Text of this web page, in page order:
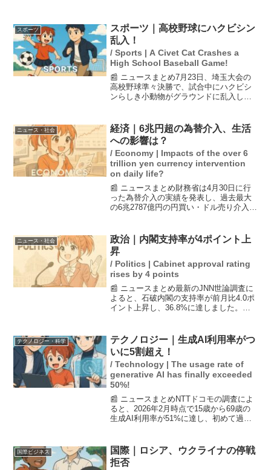
スポーツ
スポーツ｜高校野球にハクビシン
乱入！
/ Sports | A Civet Cat Crashes a
High School Baseball Game!
📰 ニュースまとめ7月23日、埼玉大会の
高校野球準々決勝で、試合中にハクビシ
ンらしき小動物がグラウンドに乱入し試
る最中に登場し、観客からは「かわい
い」との声が上がりまし...
ニュース・社会
経済｜6兆円超の為替介入、生活
への影響は？
/ Economy | Impacts of the over 6
trillion yen currency intervention
on daily life?
📰 ニュースまとめ財務省は4月30日に行
った為替介入の実績を発表し、過去最大
の6兆2787億円の円買い・ドル売り介入が
7349億円の介入が実施されました。これ
により、為...
ニュース・社会
政治｜内閣支持率が4ポイント上
昇
/ Politics | Cabinet approval rating
rises by 4 points
📰 ニュースまとめ最新のJNN世論調査に
よると、石破内閣の支持率が前月比4.0ポ
イント上昇し、36.8%に達しました。不
国民の評価が変化していることを示唆し
てい...
テクノロジー・科学
テクノロジー｜生成AI利用率がつ
いに5割超え！
/ Technology | The usage rate of
generative AI has finally exceeded
50%!
📰 ニュースまとめNTTドコモの調査によ
ると、2026年2月時点で15歳から69歳の
生成AI利用率が51%に達し、初めて過半
AIが日常に浸透していることを示して...
国際ビジネス
国際｜ロシア、ウクライナの停戦
拒否